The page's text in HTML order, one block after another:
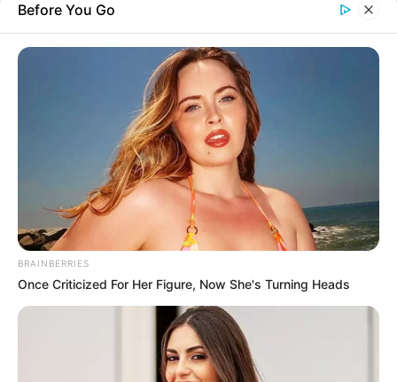
NT Επιμέλεια
Σωτήρης Μπαρσάκης
Δημοσίευση
31/05/2026, 23:29 · 11:29 ΜΜ
31/05/2026, 23:29 · 11:29 ΜΜ
Ελλάδα
Before You Go
BRAINBERRIES
Once Criticized For Her Figure, Now She's Turning Heads